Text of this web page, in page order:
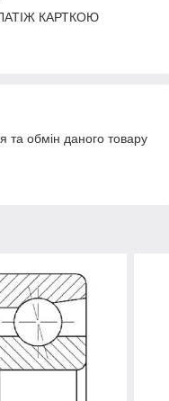
КАРТКОЮ
обмін даного товару